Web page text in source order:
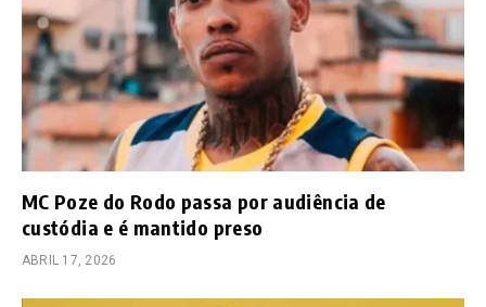
MC Poze do Rodo passa por audiência de
custódia e é mantido preso
ABRIL 17, 2026